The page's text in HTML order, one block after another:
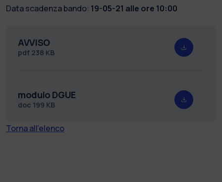
Data scadenza bando: 19-05-21 alle ore 10:00
AVVISO
pdf 238 KB
modulo DGUE
doc 199 KB
Torna all'elenco